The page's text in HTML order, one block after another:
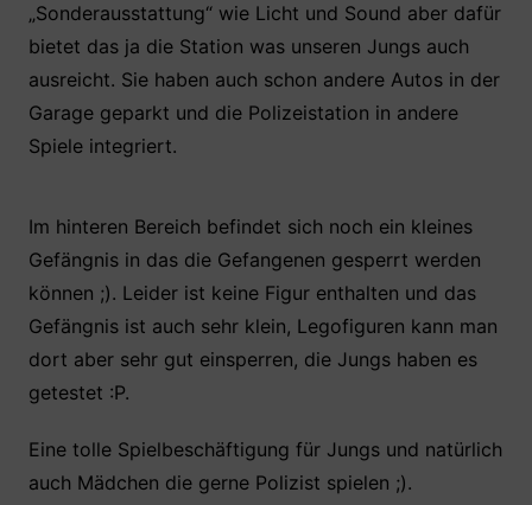
„Sonderausstattung“ wie Licht und Sound aber dafür
bietet das ja die Station was unseren Jungs auch
ausreicht. Sie haben auch schon andere Autos in der
Garage geparkt und die Polizeistation in andere
Spiele integriert.
Im hinteren Bereich befindet sich noch ein kleines
Gefängnis in das die Gefangenen gesperrt werden
können ;). Leider ist keine Figur enthalten und das
Gefängnis ist auch sehr klein, Legofiguren kann man
dort aber sehr gut einsperren, die Jungs haben es
getestet :P.
Eine tolle Spielbeschäftigung für Jungs und natürlich
auch Mädchen die gerne Polizist spielen ;).